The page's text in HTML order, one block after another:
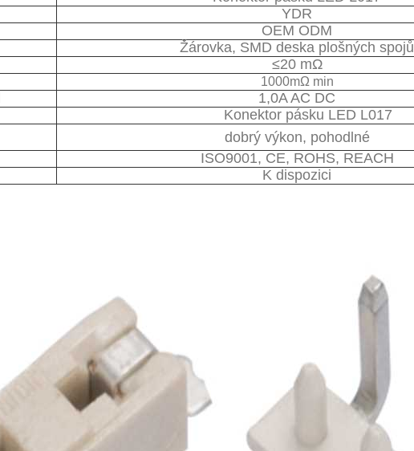
YDR
OEM ODM
Žárovka, SMD deska plošných spojů
≤20 mΩ
1000mΩ min
1,0A AC DC
Konektor pásku LED L017
dobrý výkon, pohodlné
ISO9001, CE, ROHS, REACH
K dispozici